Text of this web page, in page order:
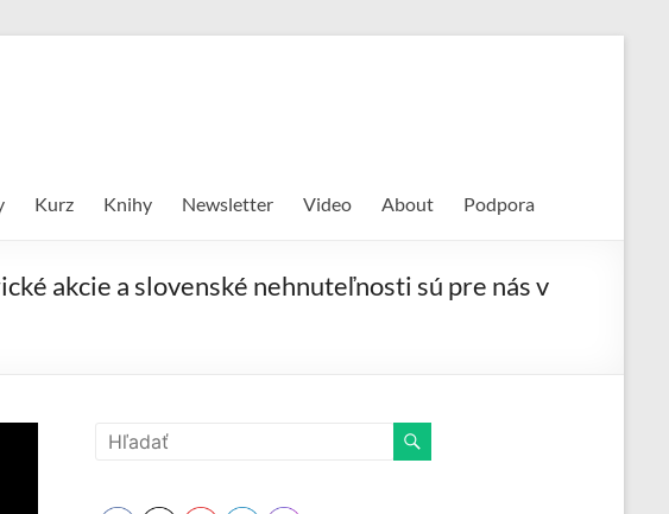
Kurz Knihy Newsletter Video About Podpora
akcie a slovenské nehnuteľnosti sú pre nás v